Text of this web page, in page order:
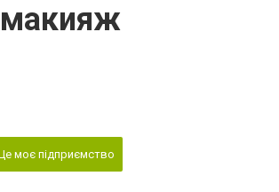
макияж
моє підприємство